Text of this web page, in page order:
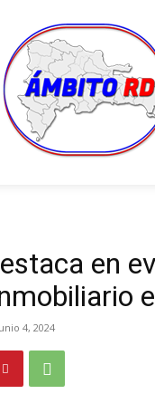
en
4, 2024